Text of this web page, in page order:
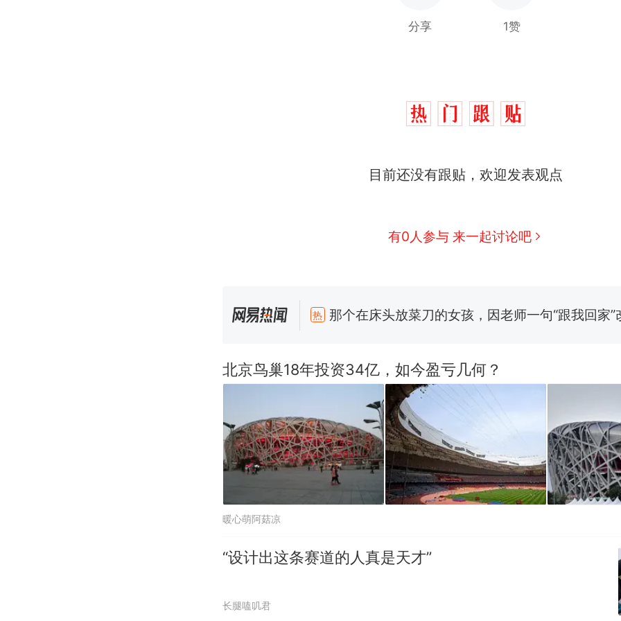
分享 1赞
目前还没有跟贴，欢迎发表观点
有0人参与 来一起讨论吧
新
搬家报价570元，搬到楼下交5060元才肯搬上楼
了……
台风"白海豚"中心附近最大风力已达15级 最新研判
佛山一中学招聘物理教师，笔试前13名均遭淘汰？教
招聘，成立调查组全面核查
笔试第一被第二名传话劝弃考 官方通报
热 那个在床头放菜刀的女孩，因老师一句“跟我回家”
北京鸟巢18年投资34亿，如今盈亏几何？
暖心萌阿菇凉
“设计出这条赛道的人真是天才”
长腿嗑叽君